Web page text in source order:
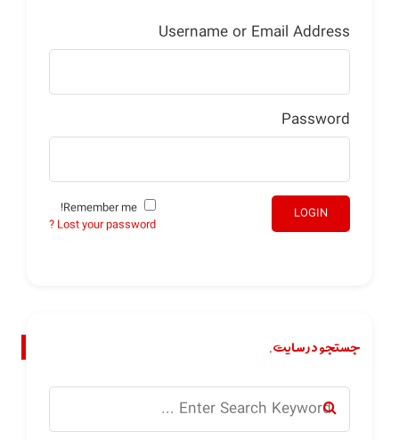
Username or Email Address
Password
LOGIN
Lost your password ?
جستجو در سایت.